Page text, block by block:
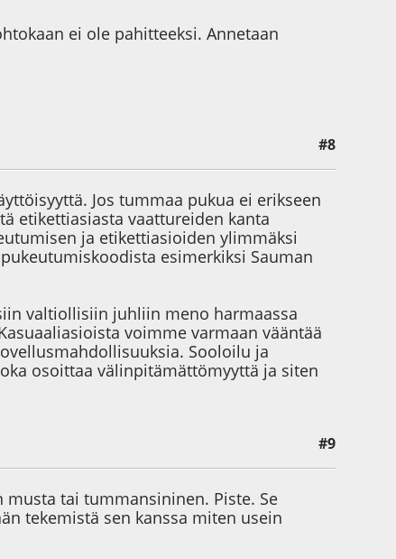
ei ole pahitteeksi. Annetaan
#8
Jos tummaa pukua ei erikseen
etikettiasiasta vaattureiden kanta
ja etikettiasioiden ylimmäksi
esimerkiksi Sauman
valtiollisiin juhliin meno harmaassa
voimme varmaan vääntää
Sooloilu ja
osoittaa välinpitämättömyyttä ja siten
#9
tai tummansininen. Piste. Se
tekemistä sen kanssa miten usein